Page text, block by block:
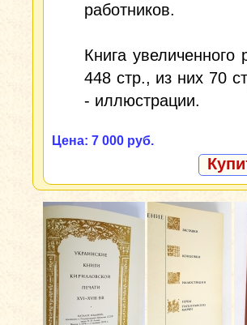
работников.
Книга
448 стр., из них 70
- иллюстрации.
Цена: 7 000 руб.